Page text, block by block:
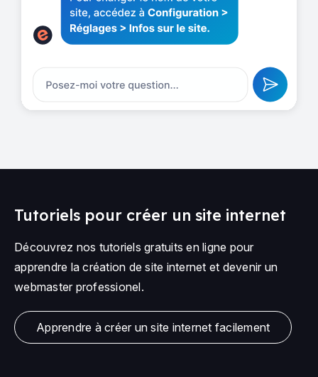
Tutoriels pour créer un site internet
Découvrez nos tutoriels gratuits en ligne pour
apprendre la création de site internet et devenir un
webmaster professionel.
Apprendre à créer un site internet facilement